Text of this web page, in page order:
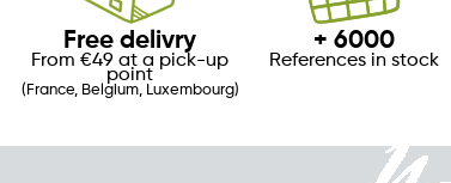
Free delivry
From €49 at a pick-up
point
(France, Belgium, Luxembourg)
+ 6000
References in stock